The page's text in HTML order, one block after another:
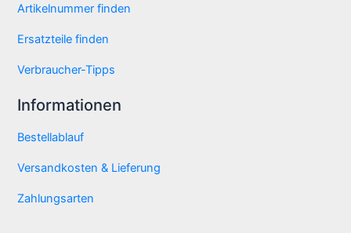
Artikelnummer finden
Ersatzteile finden
Verbraucher-Tipps
Informationen
Bestellablauf
Versandkosten & Lieferung
Zahlungsarten